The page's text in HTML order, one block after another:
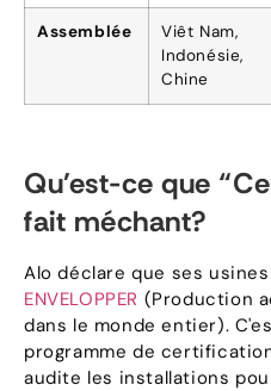
Assemblée
Viêt Nam,
Indonésie,
Chine
Qu'est-ce que
fait méchant?
Alo déclare que ses
ENVELOPPER (Production
dans le monde entier).
programme de
audite les installations